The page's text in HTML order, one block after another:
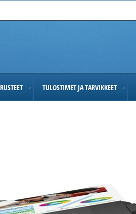
TULOSTIMET JA TARVIKKEET